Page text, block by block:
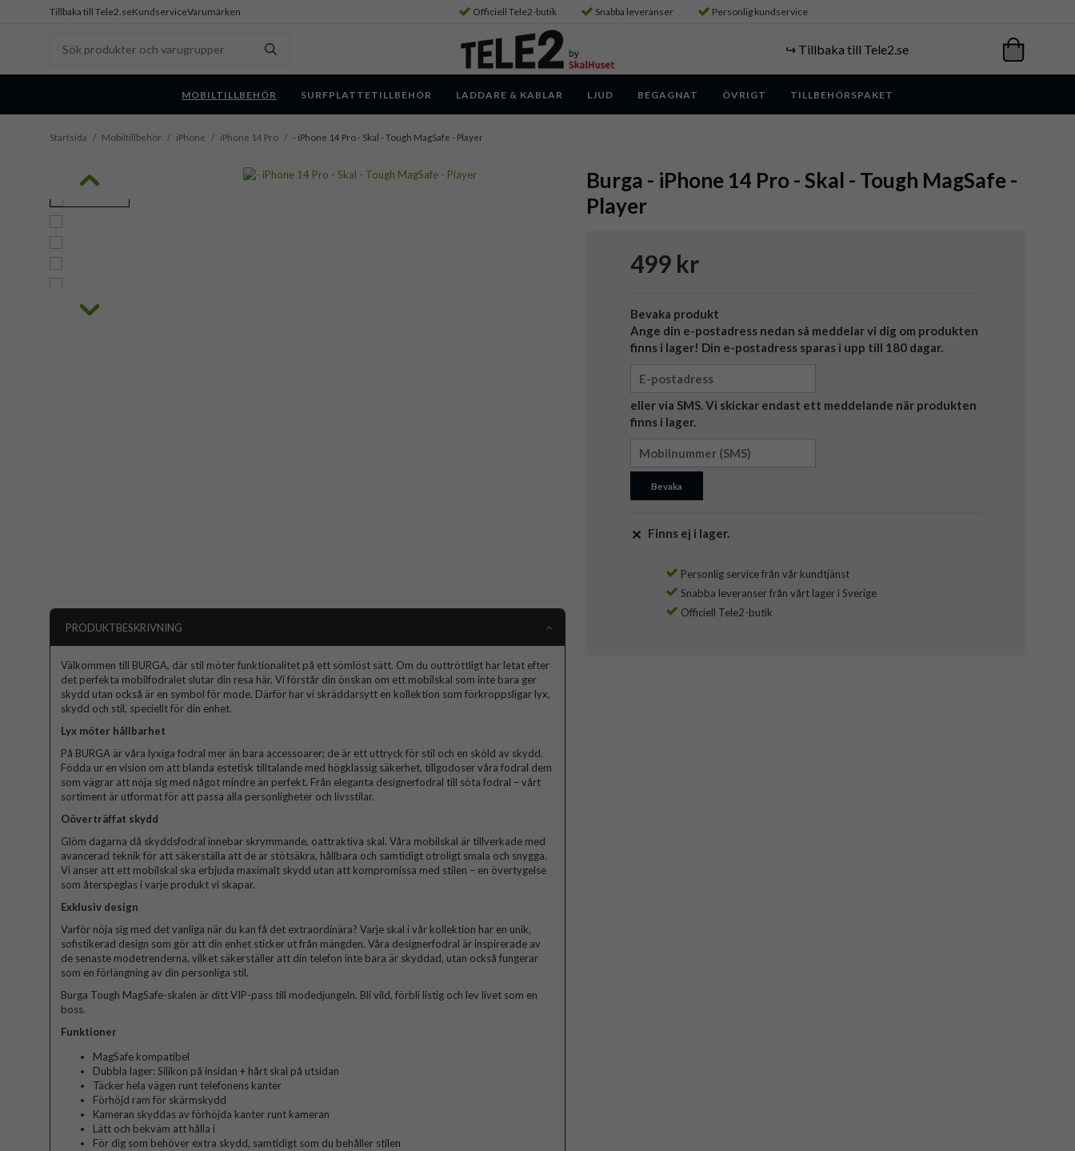
Tillbaka till Tele2.seKundserviceVarumärken Officiell Tele2-butik Snabba leveranser Personlig kundservice
↪️ Tillbaka till Tele2.se
MOBILTILLBEHÖR SURFPLATTETILLBEHÖR LADDARE & KABLAR LJUD BEGAGNAT ÖVRIGT TILLBEHÖRSPAKET
Startsida / Mobiltillbehör / iPhone / iPhone 14 Pro / - iPhone 14 Pro - Skal - Tough MagSafe - Player
Burga - iPhone 14 Pro - Skal - Tough MagSafe -
Player
499 kr
Bevaka produkt
Ange din e-postadress nedan så meddelar vi dig om produkten
finns i lager! Din e-postadress sparas i upp till 180 dagar.
eller via SMS. Vi skickar endast ett meddelande när produkten
finns i lager.
Bevaka
Finns ej i lager.
Personlig service från vår kundtjänst
Snabba leveranser från vårt lager i Sverige
Officiell Tele2-butik
PRODUKTBESKRIVNING
Välkommen till BURGA, där stil möter funktionalitet på ett sömlöst sätt. Om du outtröttligt har letat efter
det perfekta mobilfodralet slutar din resa här. Vi förstår din önskan om ett mobilskal som inte bara ger
skydd utan också är en symbol för mode. Därför har vi skräddarsytt en kollektion som förkroppsligar lyx,
skydd och stil, speciellt för din enhet.
Lyx möter hållbarhet
På BURGA är våra lyxiga fodral mer än bara accessoarer; de är ett uttryck för stil och en sköld av skydd.
Födda ur en vision om att blanda estetisk tilltalande med högklassig säkerhet, tillgodoser våra fodral dem
som vägrar att nöja sig med något mindre än perfekt. Från eleganta designerfodral till söta fodral – vårt
sortiment är utformat för att passa alla personligheter och livsstilar.
Oöverträffat skydd
Glöm dagarna då skyddsfodral innebar skrymmande, oattraktiva skal. Våra mobilskal är tillverkade med
avancerad teknik för att säkerställa att de är stötsäkra, hållbara och samtidigt otroligt smala och snygga.
Vi anser att ett mobilskal ska erbjuda maximalt skydd utan att kompromissa med stilen – en övertygelse
som återspeglas i varje produkt vi skapar.
Exklusiv design
Varför nöja sig med det vanliga när du kan få det extraordinära? Varje skal i vår kollektion har en unik,
sofistikerad design som gör att din enhet sticker ut från mängden. Våra designerfodral är inspirerade av
de senaste modetrenderna, vilket säkerställer att din telefon inte bara är skyddad, utan också fungerar
som en förlängning av din personliga stil.
Burga Tough MagSafe-skalen är ditt VIP-pass till modedjungeln. Bli vild, förbli listig och lev livet som en
boss.
Funktioner
MagSafe kompatibel
Dubbla lager: Silikon på insidan + hårt skal på utsidan
Täcker hela vägen runt telefonens kanter
Förhöjd ram för skärmskydd
Kameran skyddas av förhöjda kanter runt kameran
Lätt och bekväm att hålla i
För dig som behöver extra skydd, samtidigt som du behåller stilen